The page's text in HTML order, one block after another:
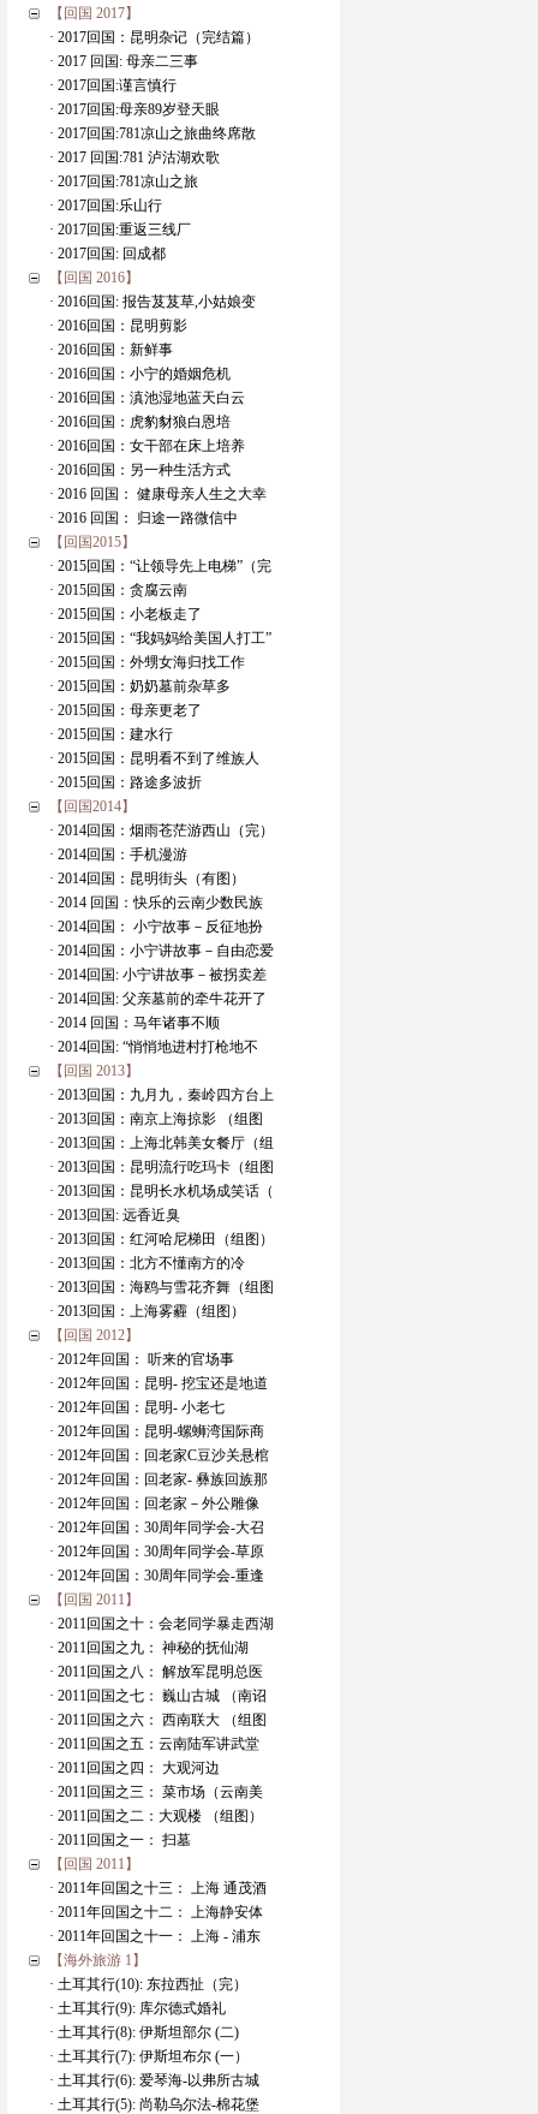
【回国 2017】
· 2017回国：昆明杂记（完结篇）
· 2017 回国: 母亲二三事
· 2017回国:谨言慎行
· 2017回国:母亲89岁登天眼
· 2017回国:781凉山之旅曲终席散
· 2017 回国:781 泸沽湖欢歌
· 2017回国:781凉山之旅
· 2017回国:乐山行
· 2017回国:重返三线厂
· 2017回国: 回成都
【回国 2016】
· 2016回国: 报告芨芨草,小姑娘变
· 2016回国：昆明剪影
· 2016回国：新鲜事
· 2016回国：小宁的婚姻危机
· 2016回国：滇池湿地蓝天白云
· 2016回国：虎豹豺狼白恩培
· 2016回国：女干部在床上培养
· 2016回国：另一种生活方式
· 2016 回国： 健康母亲人生之大幸
· 2016 回国： 归途一路微信中
【回国2015】
· 2015回国：“让领导先上电梯”（完
· 2015回国：贪腐云南
· 2015回国：小老板走了
· 2015回国：“我妈妈给美国人打工”
· 2015回国：外甥女海归找工作
· 2015回国：奶奶墓前杂草多
· 2015回国：母亲更老了
· 2015回国：建水行
· 2015回国：昆明看不到了维族人
· 2015回国：路途多波折
【回国2014】
· 2014回国：烟雨苍茫游西山（完）
· 2014回国：手机漫游
· 2014回国：昆明街头（有图）
· 2014 回国：快乐的云南少数民族
· 2014回国： 小宁故事－反征地扮
· 2014回国：小宁讲故事－自由恋爱
· 2014回国: 小宁讲故事－被拐卖差
· 2014回国: 父亲墓前的牵牛花开了
· 2014 回国：马年诸事不顺
· 2014回国: “悄悄地进村打枪地不
【回国 2013】
· 2013回国：九月九，秦岭四方台上
· 2013回国：南京上海掠影 （组图
· 2013回国：上海北韩美女餐厅（组
· 2013回国：昆明流行吃玛卡（组图
· 2013回国：昆明长水机场成笑话（
· 2013回国: 远香近臭
· 2013回国：红河哈尼梯田（组图）
· 2013回国：北方不懂南方的冷
· 2013回国：海鸥与雪花齐舞（组图
· 2013回国：上海雾霾（组图）
【回国 2012】
· 2012年回国： 听来的官场事
· 2012年回国：昆明- 挖宝还是地道
· 2012年回国：昆明- 小老七
· 2012年回国：昆明-螺蛳湾国际商
· 2012年回国：回老家C豆沙关悬棺
· 2012年回国：回老家- 彝族回族那
· 2012年回国：回老家－外公雕像
· 2012年回国：30周年同学会-大召
· 2012年回国：30周年同学会-草原
· 2012年回国：30周年同学会-重逢
【回国 2011】
· 2011回国之十：会老同学暴走西湖
· 2011回国之九： 神秘的抚仙湖
· 2011回国之八： 解放军昆明总医
· 2011回国之七： 巍山古城 （南诏
· 2011回国之六： 西南联大 （组图
· 2011回国之五：云南陆军讲武堂
· 2011回国之四： 大观河边
· 2011回国之三： 菜市场（云南美
· 2011回国之二：大观楼 （组图）
· 2011回国之一： 扫墓
【回国 2011】
· 2011年回国之十三： 上海 通茂酒
· 2011年回国之十二： 上海静安体
· 2011年回国之十一： 上海 - 浦东
【海外旅游 1】
· 土耳其行(10): 东拉西扯（完）
· 土耳其行(9): 库尔德式婚礼
· 土耳其行(8): 伊斯坦部尔 (二)
· 土耳其行(7): 伊斯坦布尔 (一）
· 土耳其行(6): 爱琴海-以弗所古城
· 土耳其行(5): 尚勒乌尔法-棉花堡